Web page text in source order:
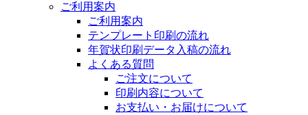
ご利用案内
ご利用案内
テンプレート印刷の流れ
年賀状印刷データ入稿の流れ
よくある質問
ご注文について
印刷内容について
お支払い・お届けについて